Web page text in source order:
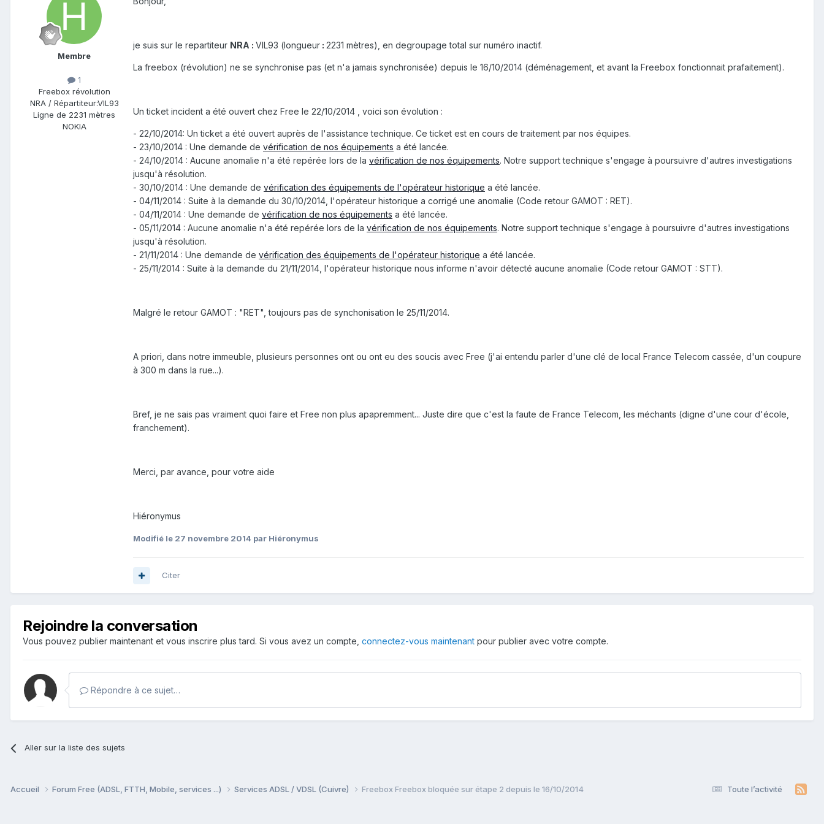
Membre
1
Freebox révolution
NRA / Répartiteur:VIL93
Ligne de 2231 mètres
NOKIA
je suis sur le repartiteur NRA : VIL93 (longueur : 2231 mètres) , en degroupage total sur numéro inactif.
La freebox (révolution) ne se synchronise pas (et n'a jamais synchronisée) depuis le 16/10/2014 (déménagement, et avant la Freebox fonctionnait prafaitement).
Un ticket incident a été ouvert chez Free le 22/10/2014 , voici son évolution :
- 22/10/2014: Un ticket a été ouvert auprès de l'assistance technique. Ce ticket est en cours de traitement par nos équipes.
- 23/10/2014 : Une demande de vérification de nos équipements a été lancée.
- 24/10/2014 : Aucune anomalie n'a été repérée lors de la vérification de nos équipements. Notre support technique s'engage à poursuivre d'autres investigations
jusqu'à résolution.
- 30/10/2014 : Une demande de vérification des équipements de l'opérateur historique a été lancée.
- 04/11/2014 : Suite à la demande du 30/10/2014, l'opérateur historique a corrigé une anomalie (Code retour GAMOT : RET).
- 04/11/2014 : Une demande de vérification de nos équipements a été lancée.
- 05/11/2014 : Aucune anomalie n'a été repérée lors de la vérification de nos équipements. Notre support technique s'engage à poursuivre d'autres investigations
jusqu'à résolution.
- 21/11/2014 : Une demande de vérification des équipements de l'opérateur historique a été lancée.
- 25/11/2014 : Suite à la demande du 21/11/2014, l'opérateur historique nous informe n'avoir détecté aucune anomalie (Code retour GAMOT : STT).
Malgré le retour GAMOT : "RET", toujours pas de synchonisation le 25/11/2014.
A priori, dans notre immeuble, plusieurs personnes ont ou ont eu des soucis avec Free (j'ai entendu parler d'une clé de local France Telecom cassée, d'un coupure
à 300 m dans la rue...).
Bref, je ne sais pas vraiment quoi faire et Free non plus apapremment... Juste dire que c'est la faute de France Telecom, les méchants (digne d'une cour d'école,
franchement).
Merci, par avance, pour votre aide
Hiéronymus
Modifié le 27 novembre 2014 par Hiéronymus
Citer
Rejoindre la conversation
Vous pouvez publier maintenant et vous inscrire plus tard. Si vous avez un compte, connectez-vous maintenant pour publier avec votre compte.
Répondre à ce sujet…
Aller sur la liste des sujets
Toute l’activité
Accueil Forum Free (ADSL, FTTH, Mobile, services ...) Services ADSL / VDSL (Cuivre) Freebox Freebox bloquée sur étape 2 depuis le 16/10/2014